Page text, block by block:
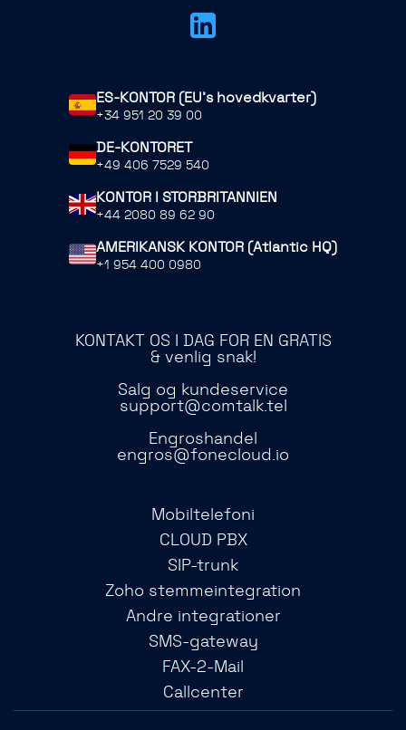
ES-KONTOR (EU's hovedkvarter)
+34 951 20 39 00
DE-KONTORET
+49 406 7529 540
KONTOR I STORBRITANNIEN
+44 2080 89 62 90
AMERIKANSK KONTOR (Atlantic HQ)
+1 954 400 0980
KONTAKT OS I DAG FOR EN GRATIS
& venlig snak!
Salg og kundeservice
support@comtalk.tel
Engroshandel
engros@fonecloud.io
Mobiltelefoni
CLOUD PBX
SIP-trunk
Zoho stemmeintegration
Andre integrationer
SMS-gateway
FAX-2-Mail
Callcenter